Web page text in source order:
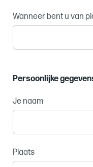
Wanneer bent u van
Persoonlijke
Je naam
Plaats